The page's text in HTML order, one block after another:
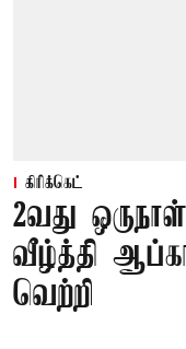
கிரிக்கெட்
2வது
வீழ்த்தி
வெற்றி